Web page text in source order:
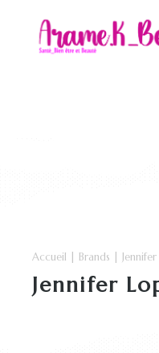
Accueil | Brands |
Jennifer